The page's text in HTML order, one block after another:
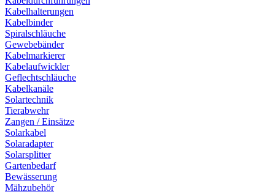
Kabelhalterungen
Kabelbinder
Spiralschläuche
Gewebebänder
Kabelmarkierer
Kabelaufwickler
Geflechtschläuche
Kabelkanäle
Solartechnik
Tierabwehr
Zangen / Einsätze
Solarkabel
Solaradapter
Solarsplitter
Gartenbedarf
Bewässerung
Mähzubehör